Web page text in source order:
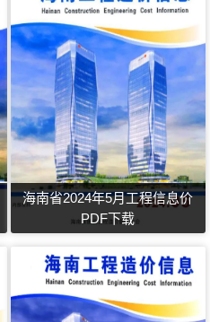
海南省2024年5月工程信息价
PDF下载